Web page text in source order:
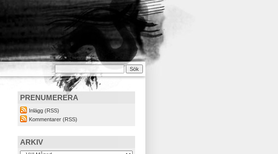
PRENUMERERA
Inlägg (RSS)
Kommentarer (RSS)
ARKIV